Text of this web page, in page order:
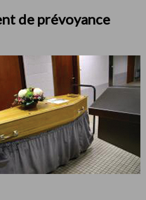
de prévoyance